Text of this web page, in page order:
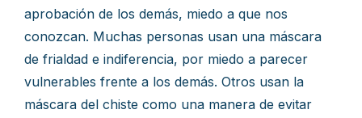
aprobación de los demás, miedo a que nos
conozcan. Muchas personas usan una máscara
de frialdad e indiferencia, por miedo a parecer
vulnerables frente a los demás. Otros usan la
máscara del chiste como una manera de evitar